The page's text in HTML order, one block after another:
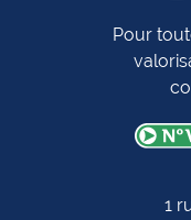
Pour
1